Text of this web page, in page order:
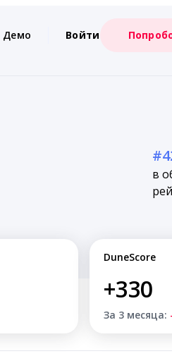
Демо Войти
в
DuneScore
+330
За 3 месяца: